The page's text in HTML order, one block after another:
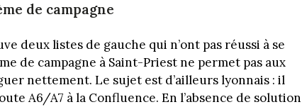
de campagne
deux listes de gauche qui n’ont pas réussi à se
de campagne à Saint-Priest ne permet pas aux
nettement. Le sujet est d’ailleurs lyonnais : il
A6/A7 à la Confluence. En l’absence de solution